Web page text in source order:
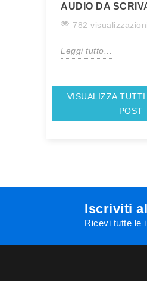
AUDIO DA
782 visualizzazioni
Leggi tutto...
VISUALIZZA
POST
Iscriviti
Ricevi tutte le